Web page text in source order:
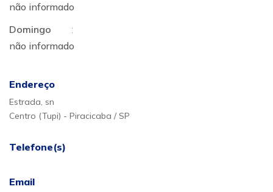
não informado
Domingo
:
não informado
Endereço
Estrada, sn
Centro (Tupi) - Piracicaba / SP
Telefone(s)
Email